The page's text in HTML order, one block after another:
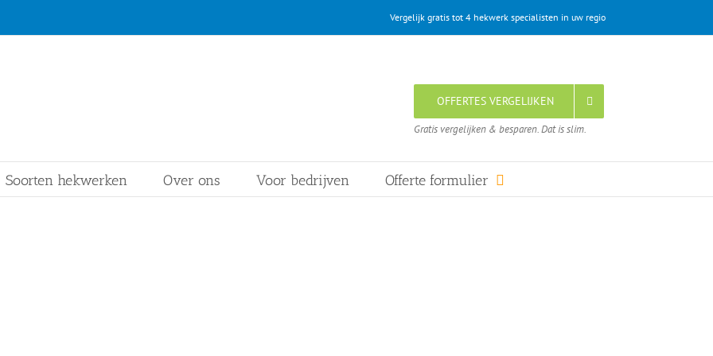
Vergelijk gratis tot 4 hekwerk specialisten in uw regio
OFFERTES VERGELIJKEN
Gratis vergelijken & besparen. Dat is slim.
Soorten hekwerken Over ons Voor bedrijven Offerte formulier